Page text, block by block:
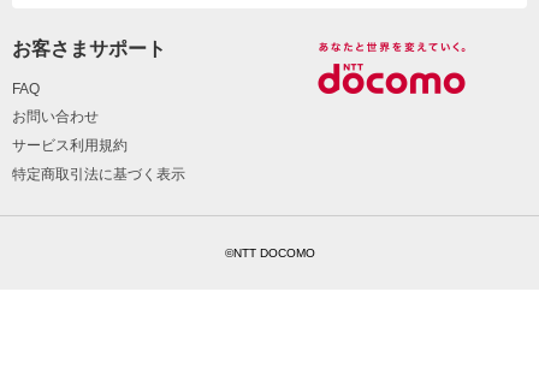
お客さまサポート
FAQ
お問い合わせ
サービス利用規約
特定商取引法に基づく表示
©NTT DOCOMO